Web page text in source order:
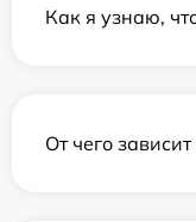
Как я узнаю,
От чего